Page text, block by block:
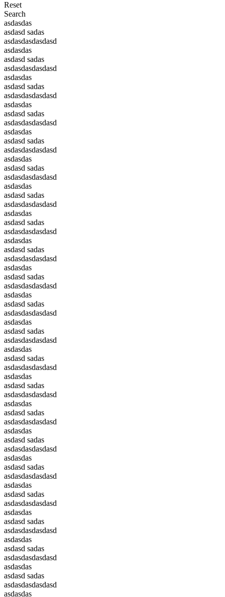
Reset
Search
asdasdas
asdasd sadas
asdasdasdasdasd
asdasdas
asdasd sadas
asdasdasdasdasd
asdasdas
asdasd sadas
asdasdasdasdasd
asdasdas
asdasd sadas
asdasdasdasdasd
asdasdas
asdasd sadas
asdasdasdasdasd
asdasdas
asdasd sadas
asdasdasdasdasd
asdasdas
asdasd sadas
asdasdasdasdasd
asdasdas
asdasd sadas
asdasdasdasdasd
asdasdas
asdasd sadas
asdasdasdasdasd
asdasdas
asdasd sadas
asdasdasdasdasd
asdasdas
asdasd sadas
asdasdasdasdasd
asdasdas
asdasd sadas
asdasdasdasdasd
asdasdas
asdasd sadas
asdasdasdasdasd
asdasdas
asdasd sadas
asdasdasdasdasd
asdasdas
asdasd sadas
asdasdasdasdasd
asdasdas
asdasd sadas
asdasdasdasdasd
asdasdas
asdasd sadas
asdasdasdasdasd
asdasdas
asdasd sadas
asdasdasdasdasd
asdasdas
asdasd sadas
asdasdasdasdasd
asdasdas
asdasd sadas
asdasdasdasdasd
asdasdas
asdasd sadas
asdasdasdasdasd
asdasdas